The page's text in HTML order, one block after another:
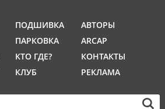
ПОДШИВКА
ПАРКОВКА
КТО ГДЕ?
КЛУБ
АВТОРЫ
ARCAP
КОНТАКТЫ
РЕКЛАМА